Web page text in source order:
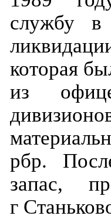
службу в
которая
из
рбр.
запас,
г